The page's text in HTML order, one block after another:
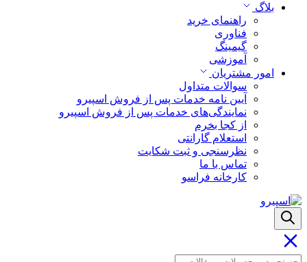
بلاگ
راهنمای خرید
فناوری
گیمینگ
آموزشی
امور مشتریان
سوالات متداول
آیین نامه خدمات پس از فروش اسپیرو
نمایندگی‌های خدمات پس از فروش اسپیرو
از کجا بخرم
استعلام گارانتی
نظرسنجی و ثبت شکایت
تماس با ما
کارخانه فراسو